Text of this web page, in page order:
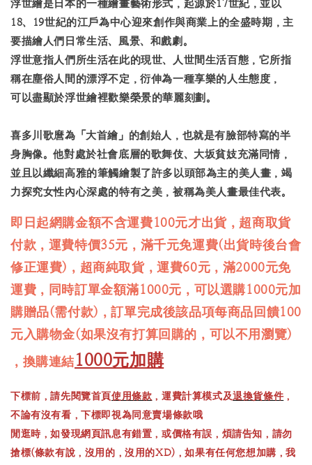
浮世繪是日本的一種繪畫藝術形式，起源於17世紀，並以
18、19世紀的江戶為中心迎來創作與商業上的全盛時期，主
要描繪人們日常生活、風景、和戲劇。
浮世意指人們所生活在此的現世、人世間生活百態，它所指
稱在塵俗人間的漂浮不定，衍伸為一種享樂的人生態度，
可以盡顯於浮世繪裡歡樂榮景的華麗刻劃。
喜多川歌麿為「大首繪」的創始人，也就是有臉部特寫的半
身胸像。他對處於社會底層的歌舞伎、大坂貧妓充滿同情，
並且以纖細高雅的筆觸繪製了許多以頭部為主的美人畫，竭
力探究女性內心深處的特有之美，被稱為美人畫最佳代表。
即日起網購金額不含運費100元才出貨，超商取貨
付款，運費特價35元，滿千元免運費(出貨時後台會
修正運費)，超商純取貨，運費60元，滿2000元免
運費，同時訂單金額滿1000元，可以選購1000元加
購贈品(需付款)，訂單完成後該品項每商品回饋100
元入購物金(如果沒有打算回購的，可以不用瀏覽)
，換購連結1000元加購
下標前，請先閱覽首頁使用條款 ，運費計算模式及退換貨條件 ，
不論有沒有看，下標即視為同意賣場條款哦
閒逛時，如發現網頁訊息有錯置，或價格有誤，煩請告知，請勿
搶標(條款有說，沒用的，沒用的XD)，如果有任何您想加購，我